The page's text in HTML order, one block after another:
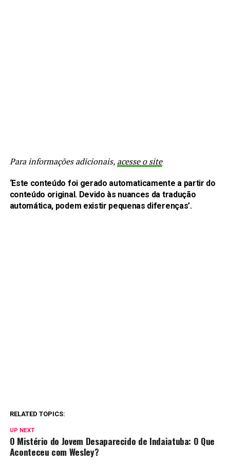
Para informações adicionais, acesse o site
‘Este conteúdo foi gerado automaticamente a partir do
conteúdo original. Devido às nuances da tradução
automática, podem existir pequenas diferenças’.
RELATED TOPICS:
UP NEXT
O Mistério do Jovem Desaparecido de Indaiatuba: O Que
Aconteceu com Wesley?